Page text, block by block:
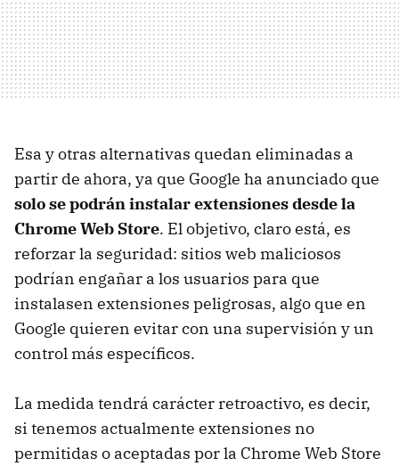
Esa y otras alternativas quedan eliminadas a
partir de ahora, ya que Google ha anunciado que
solo se podrán instalar extensiones desde la
Chrome Web Store. El objetivo, claro está, es
reforzar la seguridad: sitios web maliciosos
podrían engañar a los usuarios para que
instalasen extensiones peligrosas, algo que en
Google quieren evitar con una supervisión y un
control más específicos.
La medida tendrá carácter retroactivo, es decir,
si tenemos actualmente extensiones no
permitidas o aceptadas por la Chrome Web Store